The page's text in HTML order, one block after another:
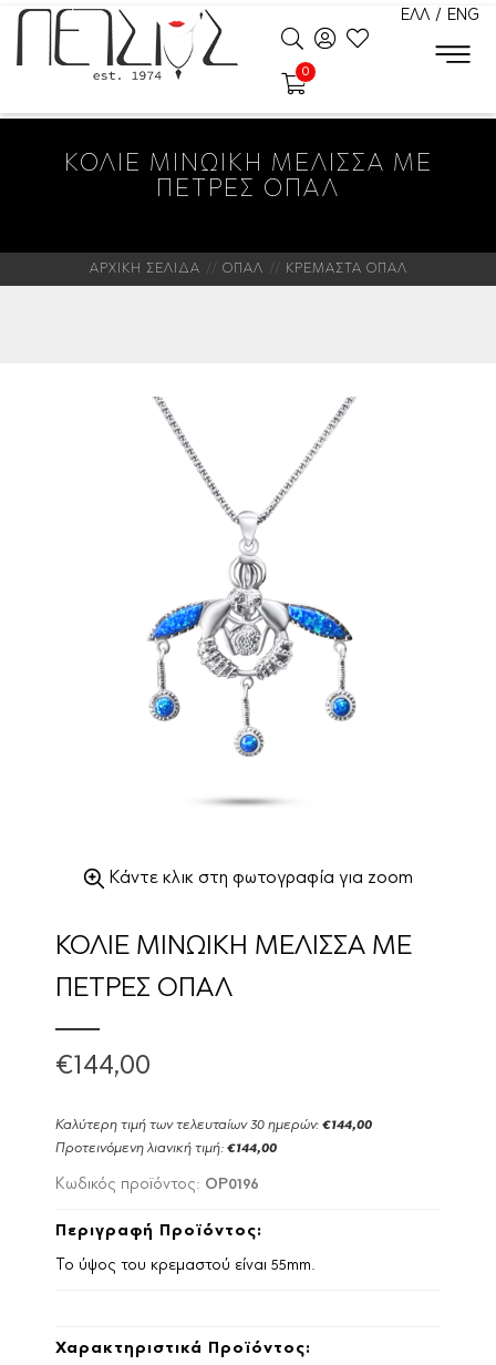
ΕΛΛ / ENG
0
ΚΟΛΙΕ ΜΙΝΩΙΚΗ ΜΕΛΙΣΣΑ ΜΕ
ΠΕΤΡΕΣ ΟΠΑΛ
ΑΡΧΙΚΗ ΣΕΛΙΔΑ ΟΠΑΛ ΚΡΕΜΑΣΤΑ ΟΠΑΛ
Κάντε κλικ στη φωτογραφία για zoom
ΚΟΛΙΕ ΜΙΝΩΙΚΗ ΜΕΛΙΣΣΑ ΜΕ
ΠΕΤΡΕΣ ΟΠΑΛ
€144,00
Καλύτερη τιμή των τελευταίων 30 ημερών: €144,00
Προτεινόμενη λιανική τιμή: €144,00
Κωδικός προϊόντος: OP0196
Περιγραφή Προϊόντος:
Το ύψος του κρεμαστού είναι 55mm.
Χαρακτηριστικά Προϊόντος: